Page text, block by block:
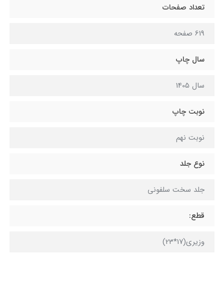
تعداد صفحات
619 صفحه
سال چاپ
سال 1405
نوبت چاپ
نوبت نهم
نوع جلد
جلد سخت سلفونی
قطع:
وزیری(17*23)